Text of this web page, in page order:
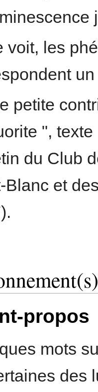
voit, les
petite
",
du Club
Blanc et
propos
mots
des